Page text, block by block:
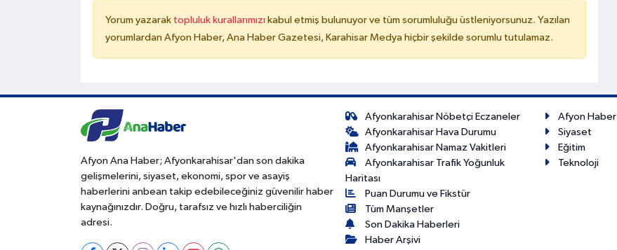
Yorum yazarak topluluk kurallarımızı kabul etmiş bulunuyor ve tüm sorumluluğu üstleniyorsunuz. Yazılan
yorumlardan Afyon Haber, Ana Haber Gazetesi, Karahisar Medya hiçbir şekilde sorumlu tutulamaz.
Afyon Ana Haber; Afyonkarahisar'dan son dakika
gelişmelerini, siyaset, ekonomi, spor ve asayiş
haberlerini anbean takip edebileceğiniz güvenilir haber
kaynağınızdır. Doğru, tarafsız ve hızlı haberciliğin
adresi.
Afyonkarahisar Nöbetçi Eczaneler
Afyonkarahisar Hava Durumu
Afyonkarahisar Namaz Vakitleri
Afyonkarahisar Trafik Yoğunluk
Haritası
Puan Durumu ve Fikstür
Tüm Manşetler
Son Dakika Haberleri
Haber Arşivi
Afyon Haber
Siyaset
Eğitim
Teknoloji